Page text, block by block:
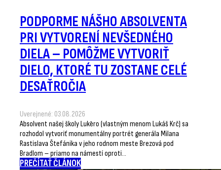
PODPORME NÁŠHO ABSOLVENTA
PRI VYTVORENÍ NEVŠEDNÉHO
DIELA – POMÔŽME VYTVORIŤ
DIELO, KTORÉ TU ZOSTANE CELÉ
DESAŤROČIA
Uverejnené: 03.08.2026
Absolvent našej školy Lukēro (vlastným menom Lukáš Krč) sa
rozhodol vytvoriť monumentálny portrét generála Milana
Rastislava Štefánika v jeho rodnom meste Brezová pod
Bradlom – priamo na námestí oproti…
PREČÍTAŤ ČLÁNOK